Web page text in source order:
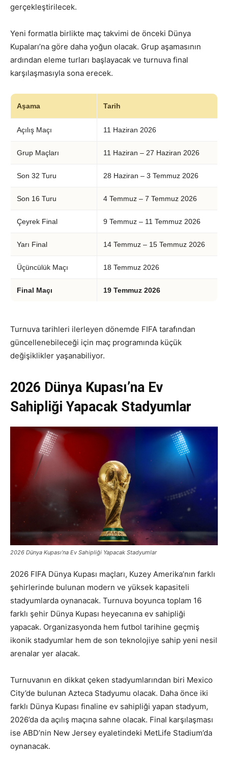
gerçekleştirilecek.
Yeni formatla birlikte maç takvimi de önceki Dünya
Kupaları’na göre daha yoğun olacak. Grup aşamasının
ardından eleme turları başlayacak ve turnuva final
karşılaşmasıyla sona erecek.
Aşama Tarih
Açılış Maçı 11 Haziran 2026
Grup Maçları 11 Haziran – 27 Haziran 2026
Son 32 Turu 28 Haziran – 3 Temmuz 2026
Son 16 Turu 4 Temmuz – 7 Temmuz 2026
Çeyrek Final 9 Temmuz – 11 Temmuz 2026
Yarı Final 14 Temmuz – 15 Temmuz 2026
Üçüncülük Maçı 18 Temmuz 2026
Final Maçı 19 Temmuz 2026
Turnuva tarihleri ilerleyen dönemde FIFA tarafından
güncellenebileceği için maç programında küçük
değişiklikler yaşanabiliyor.
2026 Dünya Kupası’na Ev
Sahipliği Yapacak Stadyumlar
2026 Dünya Kupası’na Ev Sahipliği Yapacak Stadyumlar
2026 FIFA Dünya Kupası maçları, Kuzey Amerika’nın farklı
şehirlerinde bulunan modern ve yüksek kapasiteli
stadyumlarda oynanacak. Turnuva boyunca toplam 16
farklı şehir Dünya Kupası heyecanına ev sahipliği
yapacak. Organizasyonda hem futbol tarihine geçmiş
ikonik stadyumlar hem de son teknolojiye sahip yeni nesil
arenalar yer alacak.
Turnuvanın en dikkat çeken stadyumlarından biri Mexico
City’de bulunan Azteca Stadyumu olacak. Daha önce iki
farklı Dünya Kupası finaline ev sahipliği yapan stadyum,
2026’da da açılış maçına sahne olacak. Final karşılaşması
ise ABD’nin New Jersey eyaletindeki MetLife Stadium’da
oynanacak.